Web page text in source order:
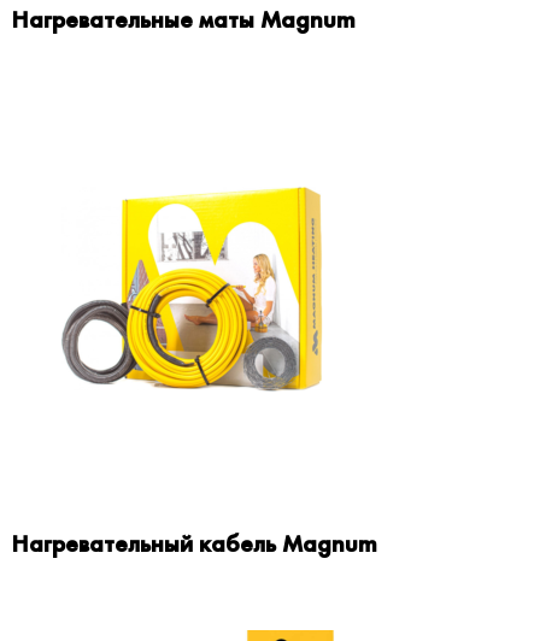
Нагревательные маты Magnum
Нагревательный кабель Magnum